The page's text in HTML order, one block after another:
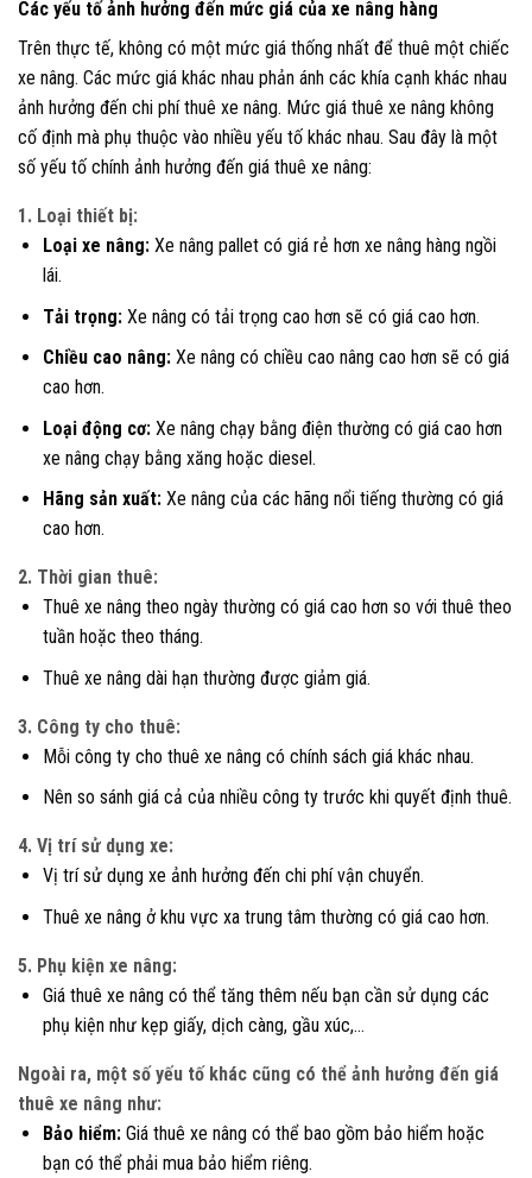
Các yếu tố ảnh hưởng đến mức giá của xe nâng hàng
Trên thực tế, không có một mức giá thống nhất để thuê một chiếc
xe nâng. Các mức giá khác nhau phản ánh các khía cạnh khác nhau
ảnh hưởng đến chi phí thuê xe nâng. Mức giá thuê xe nâng không
cố định mà phụ thuộc vào nhiều yếu tố khác nhau. Sau đây là một
số yếu tố chính ảnh hưởng đến giá thuê xe nâng:
1. Loại thiết bị:
Loại xe nâng:Xe nâng pallet có giá rẻ hơn xe nâng hàng ngồi
lái.
Tải trọng:Xe nâng có tải trọng cao hơn sẽ có giá cao hơn.
Chiều cao nâng:Xe nâng có chiều cao nâng cao hơn sẽ có giá
cao hơn.
Loại động cơ:Xe nâng chạy bằng điện thường có giá cao hơn
xe nâng chạy bằng xăng hoặc diesel.
Hãng sản xuất:Xe nâng của các hãng nổi tiếng thường có giá
cao hơn.
2. Thời gian thuê:
Thuê xe nâng theo ngày thường có giá cao hơn so với thuê theo
tuần hoặc theo tháng.
Thuê xe nâng dài hạn thường được giảm giá.
3. Công ty cho thuê:
Mỗi công ty cho thuê xe nâng có chính sách giá khác nhau.
Nên so sánh giá cả của nhiều công ty trước khi quyết định thuê.
4. Vị trí sử dụng xe:
Vị trí sử dụng xe ảnh hưởng đến chi phí vận chuyển.
Thuê xe nâng ở khu vực xa trung tâm thường có giá cao hơn.
5. Phụ kiện xe nâng:
Giá thuê xe nâng có thể tăng thêm nếu bạn cần sử dụng các
phụ kiện như kẹp giấy, dịch càng, gầu xúc,…
Ngoài ra, một số yếu tố khác cũng có thể ảnh hưởng đến giá
thuê xe nâng như:
Bảo hiểm:Giá thuê xe nâng có thể bao gồm bảo hiểm hoặc
bạn có thể phải mua bảo hiểm riêng.